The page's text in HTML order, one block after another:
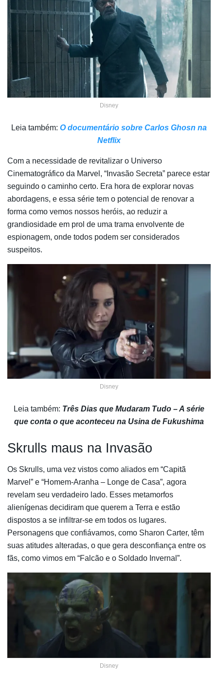
Disney
Leia também: O documentário sobre Carlos Ghosn na
Netflix
Com a necessidade de revitalizar o Universo
Cinematográfico da Marvel, “Invasão Secreta” parece estar
seguindo o caminho certo. Era hora de explorar novas
abordagens, e essa série tem o potencial de renovar a
forma como vemos nossos heróis, ao reduzir a
grandiosidade em prol de uma trama envolvente de
espionagem, onde todos podem ser considerados
suspeitos.
Disney
Leia também: Três Dias que Mudaram Tudo – A série
que conta o que aconteceu na Usina de Fukushima
Skrulls maus na Invasão
Os Skrulls, uma vez vistos como aliados em “Capitã
Marvel” e “Homem-Aranha – Longe de Casa”, agora
revelam seu verdadeiro lado. Esses metamorfos
alienígenas decidiram que querem a Terra e estão
dispostos a se infiltrar-se em todos os lugares.
Personagens que confiávamos, como Sharon Carter, têm
suas atitudes alteradas, o que gera desconfiança entre os
fãs, como vimos em “Falcão e o Soldado Invernal”.
Disney